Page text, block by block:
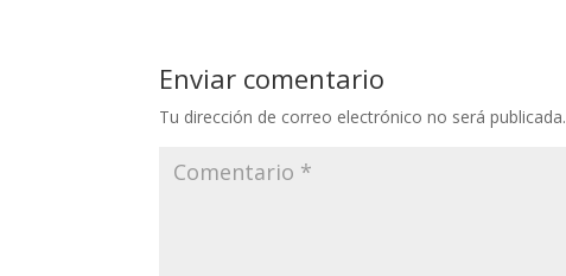
Enviar comentario
Tu dirección de correo electrónico no será publicada.